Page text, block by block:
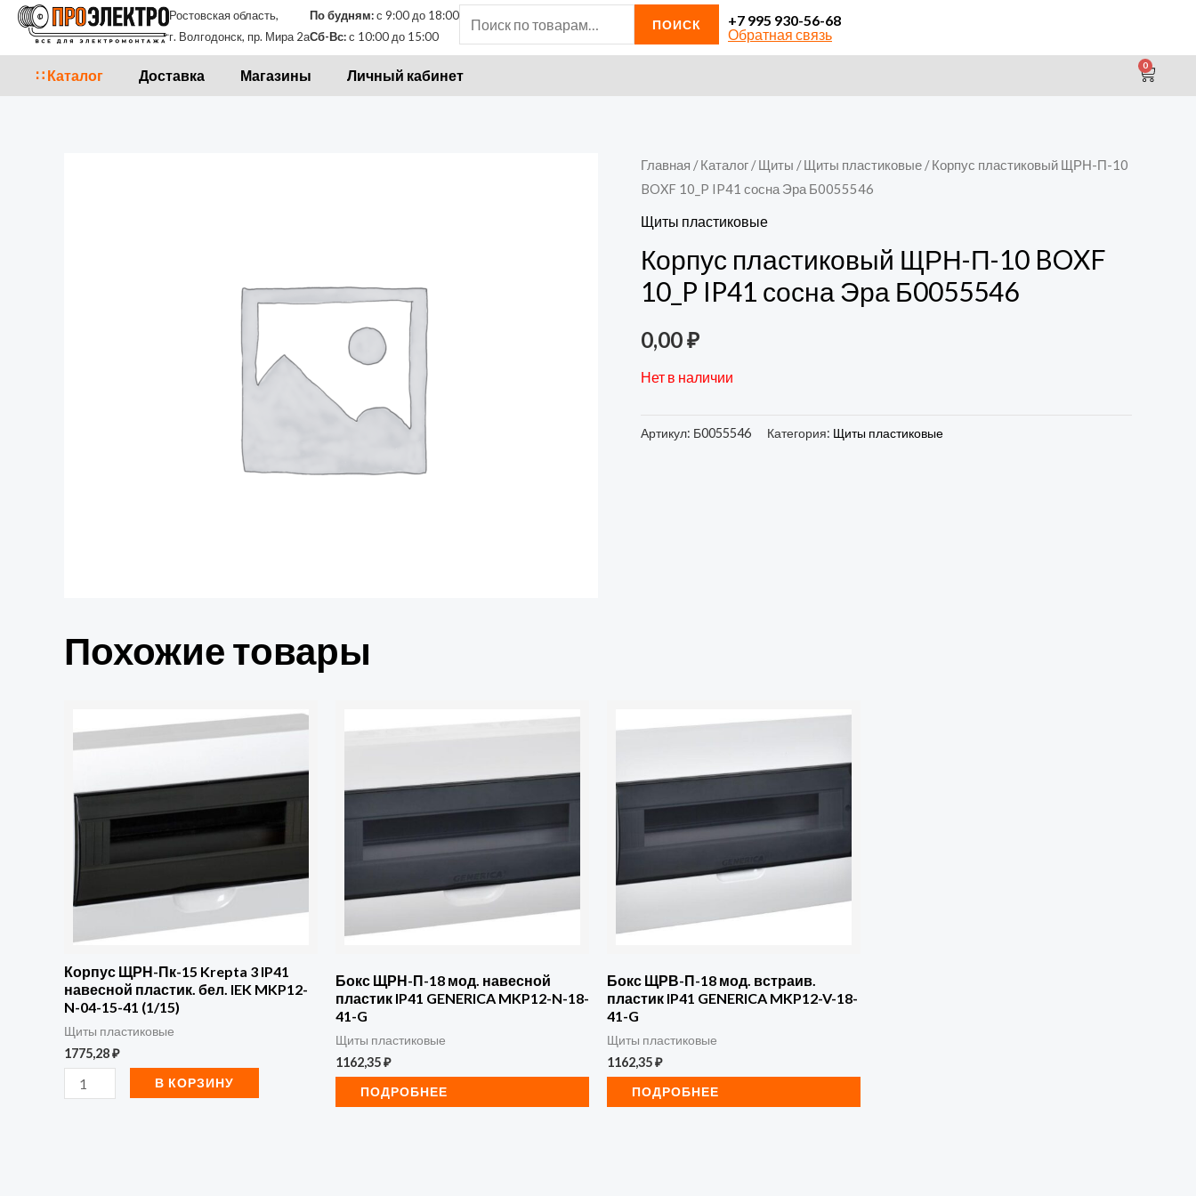
Перейти
Ростовская область,
г. Волгодонск, пр. Мира 2а
По будням:с 9:00 до 18:00
Сб-Вс:с 10:00 до 15:00
Искать: ПОИСК
+7 995 930-56-68
Обратная связь
∷ Каталог Доставка Магазины Личный кабинет
0
Главная /Каталог /Щиты /Щиты пластиковые / Корпус пластиковый ЩРН-П-10
BOXF 10_P IP41 сосна Эра Б0055546
Щиты пластиковые
Корпус пластиковый ЩРН-П-10 BOXF
10_P IP41 сосна Эра Б0055546
0,00₽
Нет в наличии
Артикул: Б0055546 Категория: Щиты пластиковые
Похожие товары
Корпус ЩРН-Пк-15 Krepta 3 IP41
навесной пластик. бел. IEK MKP12-
N-04-15-41 (1/15)
Щиты пластиковые
1775,28₽
ЩРН-
Пк-15
IP41
пластик.
бел.
IEK
N-
04-
15-
В КОРЗИНУ
Бокс ЩРН-П-18 мод. навесной
пластик IP41 GENERICA MKP12-N-18-
41-G
Щиты пластиковые
1162,35₽
ПОДРОБНЕЕ
Бокс ЩРВ-П-18 мод. встраив.
пластик IP41 GENERICA MKP12-V-18-
41-G
Щиты пластиковые
1162,35₽
ПОДРОБНЕЕ